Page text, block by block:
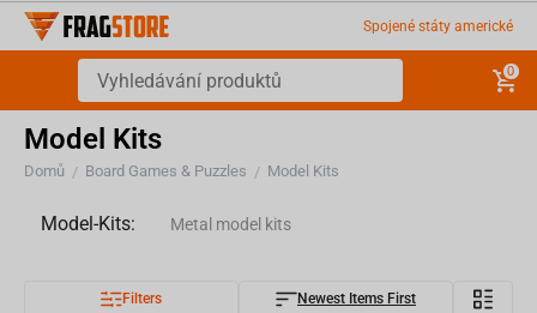
Spojené státy americké
0
Model Kits
Domů / Board Games & Puzzles / Model Kits
Model-Kits: Metal model kits
Filters Newest Items First